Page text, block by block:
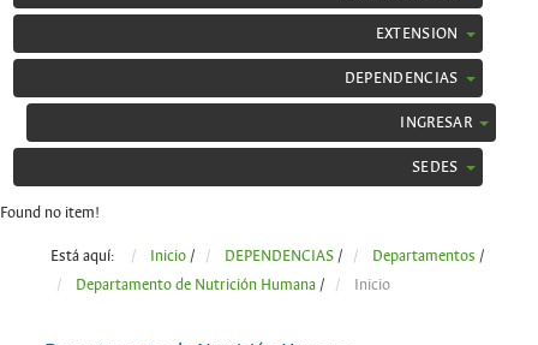
EXTENSION
DEPENDENCIAS
INGRESAR
SEDES
Found no item!
Está aquí: Inicio/ DEPENDENCIAS/ Departamentos /
Departamento de Nutrición Humana/ Inicio